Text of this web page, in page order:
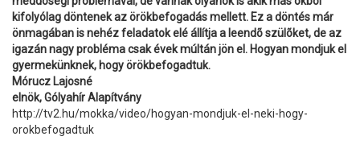
kifolyólag döntenek az örökbefogadás mellett. Ez a döntés már
önmagában is nehéz feladatok elé állítja a leendõ szülõket, de az
igazán nagy probléma csak évek múltán jön el. Hogyan mondjuk el
gyermekünknek, hogy örökbefogadtuk.
Mórucz Lajosné
elnök, Gólyahír Alapítvány
http://tv2.hu/mokka/video/hogyan-mondjuk-el-neki-hogy-
orokbefogadtuk